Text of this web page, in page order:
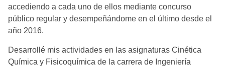
accediendo a cada uno de ellos mediante concurso
público regular y desempeñándome en el último desde el
año 2016.
Desarrollé mis actividades en las asignaturas Cinética
Química y Fisicoquímica de la carrera de Ingeniería